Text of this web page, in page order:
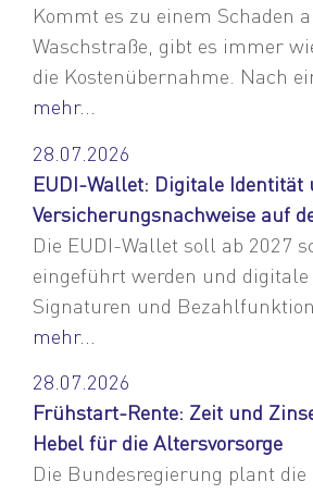
Kommt es zu einem Schaden
Waschstraße, gibt es immer
die Kostenübernahme. Nach
mehr...
28.07.2026
EUDI-Wallet: Digitale Identität
Versicherungsnachweise auf
Die EUDI-Wallet soll ab 2027
eingeführt werden und digitale
Signaturen und
mehr...
28.07.2026
Frühstart-Rente: Zeit und
Hebel für die Altersvorsorge
Die Bundesregierung plant